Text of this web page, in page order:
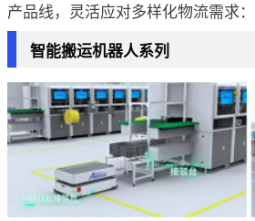
产品线，灵活应对多样化物流需求：
智能搬运机器人系列